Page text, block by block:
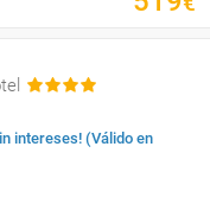
intereses! (Válido en